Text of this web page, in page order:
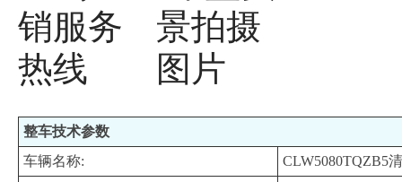
整车技术参数
车辆名称:
CLW5080TQZB5